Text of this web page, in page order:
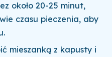
około 20-25 minut,
czasu pieczenia, aby
mieszanką z kapusty i